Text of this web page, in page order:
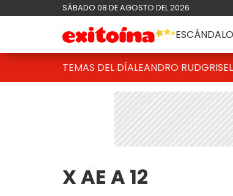
SÁBADO 08 DE AGOSTO DEL 2026
TEMAS DEL DÍALEANDRO RUD
X AE A 12